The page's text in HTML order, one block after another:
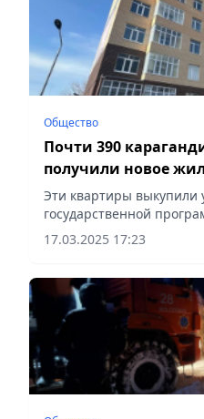
Общество
Почти 390
получили новое
Эти квартиры выкупили
государственной
17.03.2025 17:23